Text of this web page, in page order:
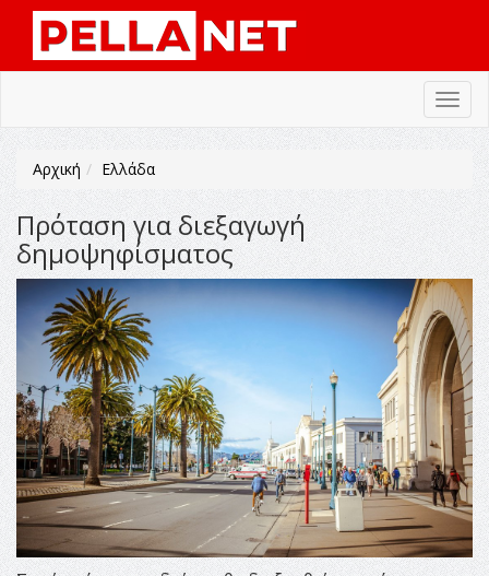
Αρχική Ελλάδα
Πρόταση για διεξαγωγή
δημοψηφίσματος